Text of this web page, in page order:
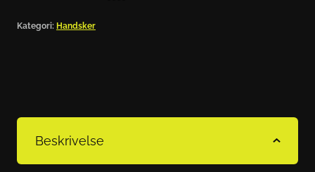
Kategori: Handsker
Beskrivelse